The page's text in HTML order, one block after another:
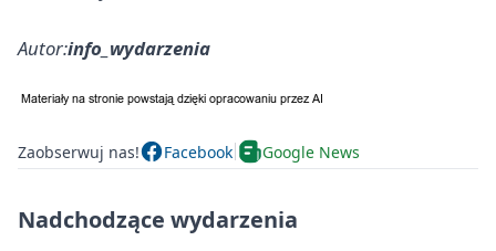
Autor:info_wydarzenia
Zaobserwuj nas! Facebook Google News
Nadchodzące wydarzenia